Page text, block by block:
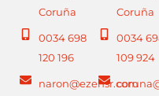
Coruña
0034 698
120 196
naron@ezensr.com
Coruña
0034
109 924